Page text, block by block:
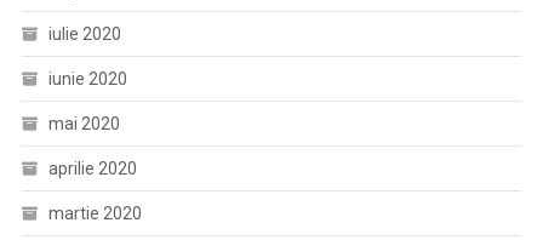
iulie 2020
iunie 2020
mai 2020
aprilie 2020
martie 2020